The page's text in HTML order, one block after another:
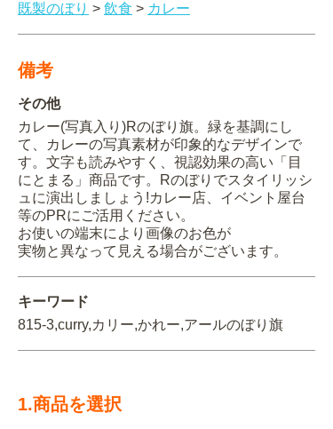
既製のぼり > 飲食 > カレー
備考
その他
カレー(写真入り)Rのぼり旗。緑を基調にし
て、カレーの写真素材が印象的なデザインで
す。文字も読みやすく、視認効果の高い「目
にとまる」商品です。Rのぼりでスタイリッシ
ュに演出しましょう!カレー店、イベント屋台
等のPRにご活用ください。
お使いの端末により画像のお色が
実物と異なって見える場合がございます。
キーワード
815-3,curry,カリー,かれー,アールのぼり旗
1.商品を選択